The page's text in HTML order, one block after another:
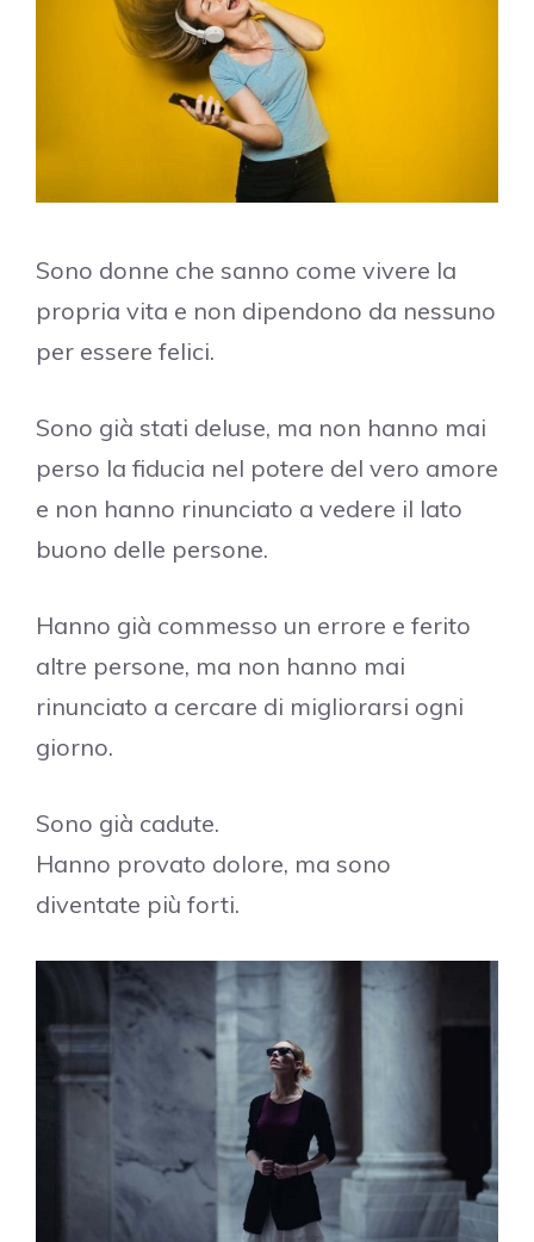
Sono donne che sanno come vivere la
propria vita e non dipendono da nessuno
per essere felici.
Sono già stati deluse, ma non hanno mai
perso la fiducia nel potere del vero amore
e non hanno rinunciato a vedere il lato
buono delle persone.
Hanno già commesso un errore e ferito
altre persone, ma non hanno mai
rinunciato a cercare di migliorarsi ogni
giorno.
Sono già cadute.
Hanno provato dolore, ma sono
diventate più forti.